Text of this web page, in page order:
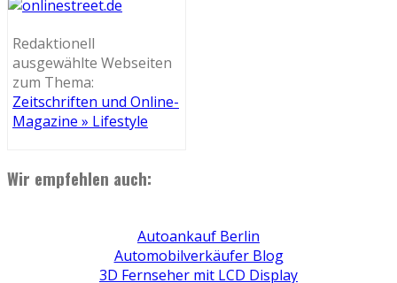
Redaktionell
ausgewählte Webseiten
zum Thema:
Zeitschriften und Online-
Magazine » Lifestyle
Wir empfehlen auch:
Autoankauf Berlin
Automobilverkäufer Blog
3D Fernseher mit LCD Display